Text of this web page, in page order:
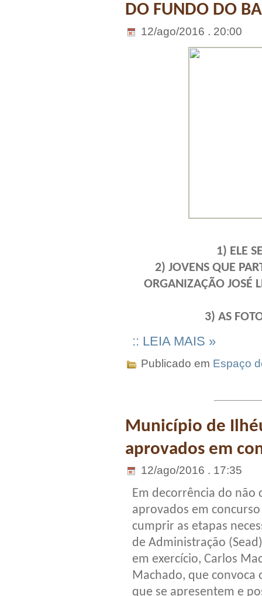
DO FUNDO DO
12/ago/2016 . 20:00
1) ELE
2) JOVENS QUE
ORGANIZAÇÃO JOSÉ
3) AS
:: LEIA MAIS »
Publicado em Espaço
Município de
aprovados em
12/ago/2016 . 17:35
Em decorrência do não
aprovados em
cumprir as etapas
de Administração
em exercício, Carlos
Machado, que convoca
que se apresentem e